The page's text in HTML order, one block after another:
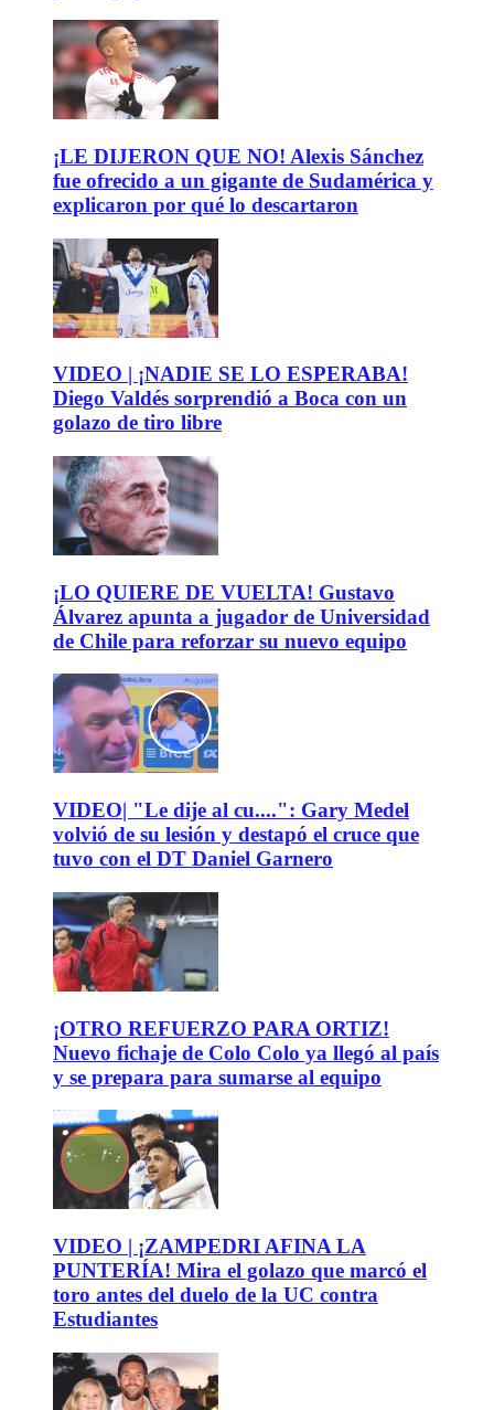
¡LE DIJERON QUE NO! Alexis Sánchez
fue ofrecido a un gigante de Sudamérica y
explicaron por qué lo descartaron
VIDEO | ¡NADIE SE LO ESPERABA!
Diego Valdés sorprendió a Boca con un
golazo de tiro libre
¡LO QUIERE DE VUELTA! Gustavo
Álvarez apunta a jugador de Universidad
de Chile para reforzar su nuevo equipo
VIDEO| "Le dije al cu....": Gary Medel
volvió de su lesión y destapó el cruce que
tuvo con el DT Daniel Garnero
¡OTRO REFUERZO PARA ORTIZ!
Nuevo fichaje de Colo Colo ya llegó al país
y se prepara para sumarse al equipo
VIDEO | ¡ZAMPEDRI AFINA LA
PUNTERÍA! Mira el golazo que marcó el
toro antes del duelo de la UC contra
Estudiantes